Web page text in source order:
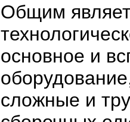
Общим
основное и
сложные и